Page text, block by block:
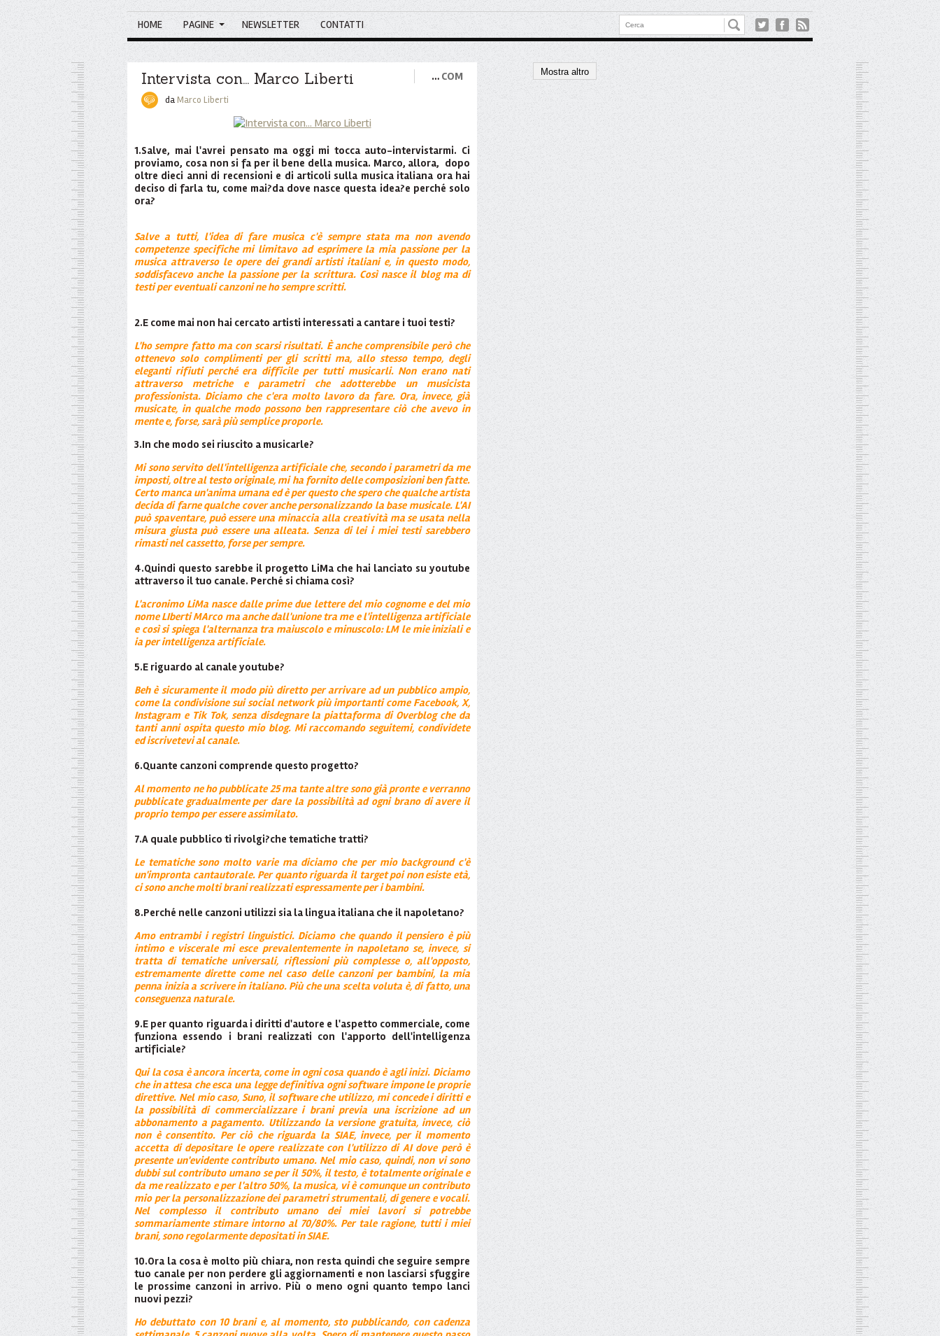
HOME PAGINE NEWSLETTER CONTATTI
Intervista con... Marco Liberti … COM
daMarco Liberti
1.Salve, mai l'avrei pensato ma oggi mi tocca auto-intervistarmi. Ci
proviamo, cosa non si fa per il bene della musica. Marco, allora, dopo
oltre dieci anni di recensioni e di articoli sulla musica italiana ora hai
deciso di farla tu, come mai?da dove nasce questa idea?e perché solo
ora?
Salve a tutti, l'idea di fare musica c'è sempre stata ma non avendo
competenze specifiche mi limitavo ad esprimere la mia passione per la
musica attraverso le opere dei grandi artisti italiani e, in questo modo,
soddisfacevo anche la passione per la scrittura. Così nasce il blog ma di
testi per eventuali canzoni ne ho sempre scritti.
2.E come mai non hai cercato artisti interessati a cantare i tuoi testi?
L'ho sempre fatto ma con scarsi risultati. È anche comprensibile però che
ottenevo solo complimenti per gli scritti ma, allo stesso tempo, degli
eleganti rifiuti perché era difficile per tutti musicarli. Non erano nati
attraverso metriche e parametri che adotterebbe un musicista
professionista. Diciamo che c'era molto lavoro da fare. Ora, invece, già
musicate, in qualche modo possono ben rappresentare ciò che avevo in
mente e, forse, sarà più semplice proporle.
3.In che modo sei riuscito a musicarle?
Mi sono servito dell'intelligenza artificiale che, secondo i parametri da me
imposti, oltre al testo originale, mi ha fornito delle composizioni ben fatte.
Certo manca un'anima umana ed è per questo che spero che qualche artista
decida di farne qualche cover anche personalizzando la base musicale. L'AI
può spaventare, può essere una minaccia alla creatività ma se usata nella
misura giusta può essere una alleata. Senza di lei i miei testi sarebbero
rimasti nel cassetto, forse per sempre.
4.Quindi questo sarebbe il progetto LiMa che hai lanciato su youtube
attraverso il tuo canale. Perché si chiama così?
L'acronimo LiMa nasce dalle prime due lettere del mio cognome e del mio
nome LIberti MArco ma anche dall'unione tra me e l'intelligenza artificiale
e così si spiega l'alternanza tra maiuscolo e minuscolo: LM le mie iniziali e
ia per intelligenza artificiale.
5.E riguardo al canale youtube?
Beh è sicuramente il modo più diretto per arrivare ad un pubblico ampio,
come la condivisione sui social network più importanti come Facebook, X,
Instagram e Tik Tok, senza disdegnare la piattaforma di Overblog che da
tanti anni ospita questo mio blog. Mi raccomando seguitemi, condividete
ed iscrivetevi al canale.
6.Quante canzoni comprende questo progetto?
Al momento ne ho pubblicate 25 ma tante altre sono già pronte e verranno
pubblicate gradualmente per dare la possibilità ad ogni brano di avere il
proprio tempo per essere assimilato.
7.A quale pubblico ti rivolgi?che tematiche tratti?
Le tematiche sono molto varie ma diciamo che per mio background c'è
un'impronta cantautorale. Per quanto riguarda il target poi non esiste età,
ci sono anche molti brani realizzati espressamente per i bambini.
8.Perché nelle canzoni utilizzi sia la lingua italiana che il napoletano?
Amo entrambi i registri linguistici. Diciamo che quando il pensiero è più
intimo e viscerale mi esce prevalentemente in napoletano se, invece, si
tratta di tematiche universali, riflessioni più complesse o, all'opposto,
estremamente dirette come nel caso delle canzoni per bambini, la mia
penna inizia a scrivere in italiano. Più che una scelta voluta è, di fatto, una
conseguenza naturale.
9.E per quanto riguarda i diritti d'autore e l'aspetto commerciale, come
funziona essendo i brani realizzati con l'apporto dell'intelligenza
artificiale?
Qui la cosa è ancora incerta, come in ogni cosa quando è agli inizi. Diciamo
che in attesa che esca una legge definitiva ogni software impone le proprie
direttive. Nel mio caso, Suno, il software che utilizzo, mi concede i diritti e
la possibilità di commercializzare i brani previa una iscrizione ad un
abbonamento a pagamento. Utilizzando la versione gratuita, invece, ciò
non è consentito. Per ciò che riguarda la SIAE, invece, per il momento
accetta di depositare le opere realizzate con l'utilizzo di AI dove però è
presente un'evidente contributo umano. Nel mio caso, quindi, non vi sono
dubbi sul contributo umano se per il 50%, il testo, è totalmente originale e
da me realizzato e per l'altro 50%, la musica, vi è comunque un contributo
mio per la personalizzazione dei parametri strumentali, di genere e vocali.
Nel complesso il contributo umano dei miei lavori si potrebbe
sommariamente stimare intorno al 70/80%. Per tale ragione, tutti i miei
brani, sono regolarmente depositati in SIAE.
10.Ora la cosa è molto più chiara, non resta quindi che seguire sempre
tuo canale per non perdere gli aggiornamenti e non lasciarsi sfuggire
le prossime canzoni in arrivo. Più o meno ogni quanto tempo lanci
nuovi pezzi?
Ho debuttato con 10 brani e, al momento, sto pubblicando, con cadenza
Mostra altro